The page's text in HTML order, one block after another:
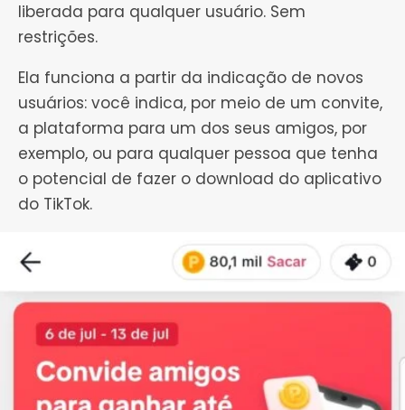
liberada para qualquer usuário. Sem
restrições.
Ela funciona a partir da indicação de novos
usuários: você indica, por meio de um convite,
a plataforma para um dos seus amigos, por
exemplo, ou para qualquer pessoa que tenha
o potencial de fazer o download do aplicativo
do TikTok.